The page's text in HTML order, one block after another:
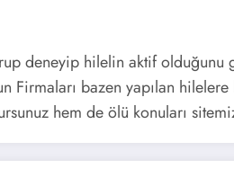
deneyip hilelin aktif olduğunu
bazen yapılan
hem de ölü konuları